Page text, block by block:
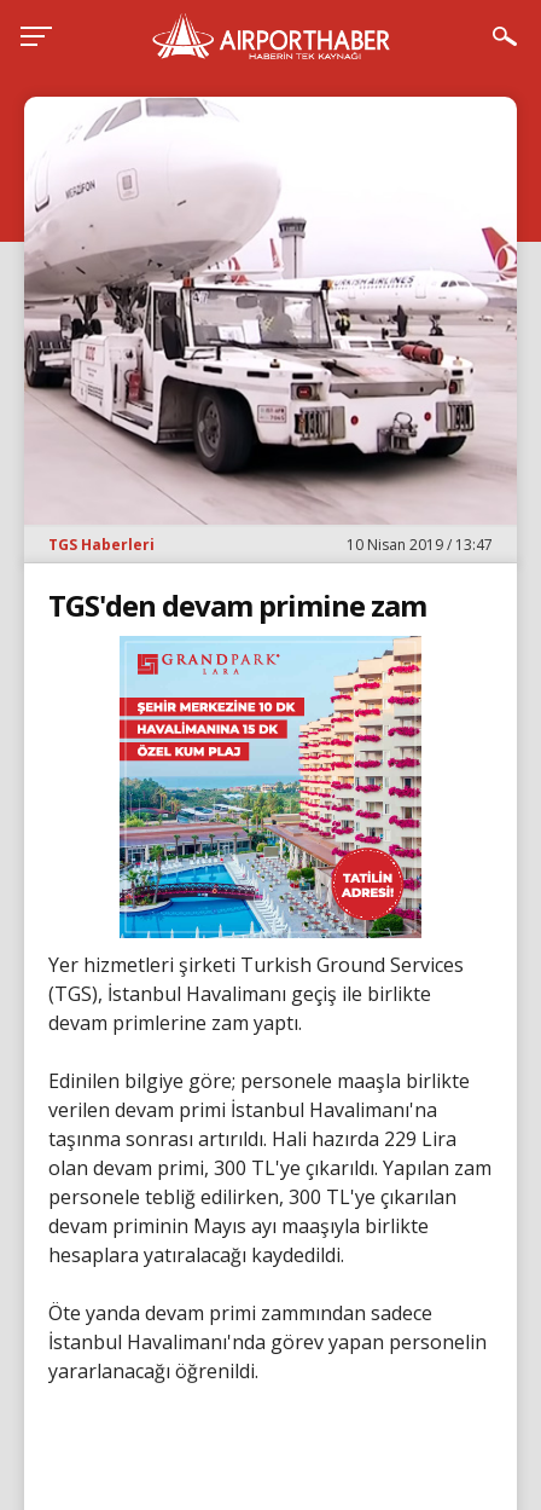
TGS Haberleri 10 Nisan 2019 / 13:47
TGS'den devam primine zam
Yer hizmetleri şirketi Turkish Ground Services
(TGS), İstanbul Havalimanı geçiş ile birlikte
devam primlerine zam yaptı.
Edinilen bilgiye göre; personele maaşla birlikte
verilen devam primi İstanbul Havalimanı'na
taşınma sonrası artırıldı. Hali hazırda 229 Lira
olan devam primi, 300 TL'ye çıkarıldı. Yapılan zam
personele tebliğ edilirken, 300 TL'ye çıkarılan
devam priminin Mayıs ayı maaşıyla birlikte
hesaplara yatıralacağı kaydedildi.
Öte yanda devam primi zammından sadece
İstanbul Havalimanı'nda görev yapan personelin
yararlanacağı öğrenildi.